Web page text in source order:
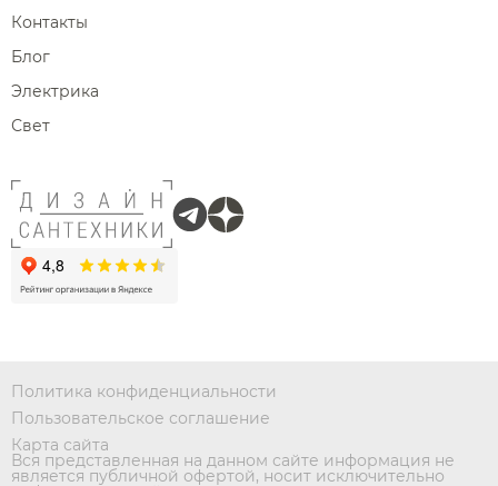
Контакты
Блог
Электрика
Свет
Политика конфиденциальности
Пользовательское соглашение
Карта сайта
Вся представленная на данном сайте информация не
является публичной офертой, носит исключительно